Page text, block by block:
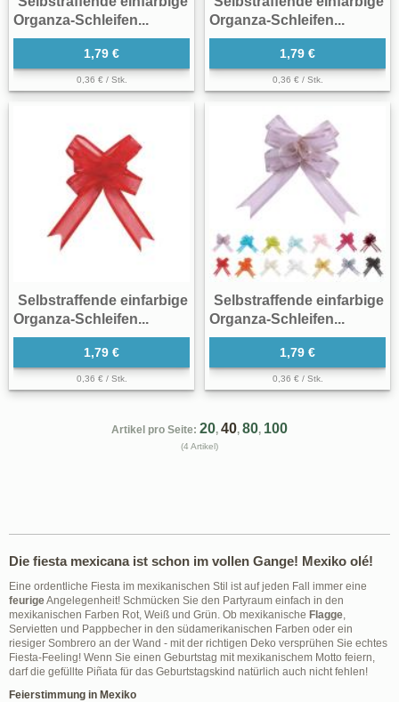
Organza-Schleifen...
1,79 €
0,36 € / Stk.
Organza-Schleifen...
1,79 €
0,36 € / Stk.
Selbstraffende einfarbige
Organza-Schleifen...
1,79 €
0,36 € / Stk.
Selbstraffende einfarbige
Organza-Schleifen...
1,79 €
0,36 € / Stk.
Artikel pro Seite: 20, 40, 80, 100
(4 Artikel)
Die fiesta mexicana ist schon im vollen Gange! Mexiko olé!
Eine ordentliche Fiesta im mexikanischen Stil ist auf jeden Fall immer eine
feurigeAngelegenheit! Schmücken Sie den Partyraum einfach in den
mexikanischen Farben Rot, Weiß und Grün. Ob mexikanische Flagge
Servietten und Pappbecher in den südamerikanischen Farben oder ein
riesiger Sombrero an der Wand - mit der richtigen Deko versprühen Sie echtes
Fiesta-Feeling! Wenn Sie einen Geburtstag mit mexikanischem Motto feiern,
darf die gefüllte Piñata für das Geburtstagskind natürlich auch nicht fehlen!
Feierstimmung in Mexiko